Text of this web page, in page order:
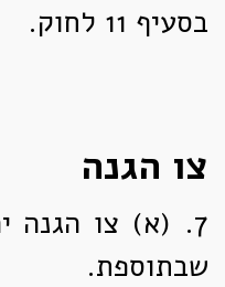
בסעיף 11 לחוק.
צו הגנה
7. (א)
שבתוספת.